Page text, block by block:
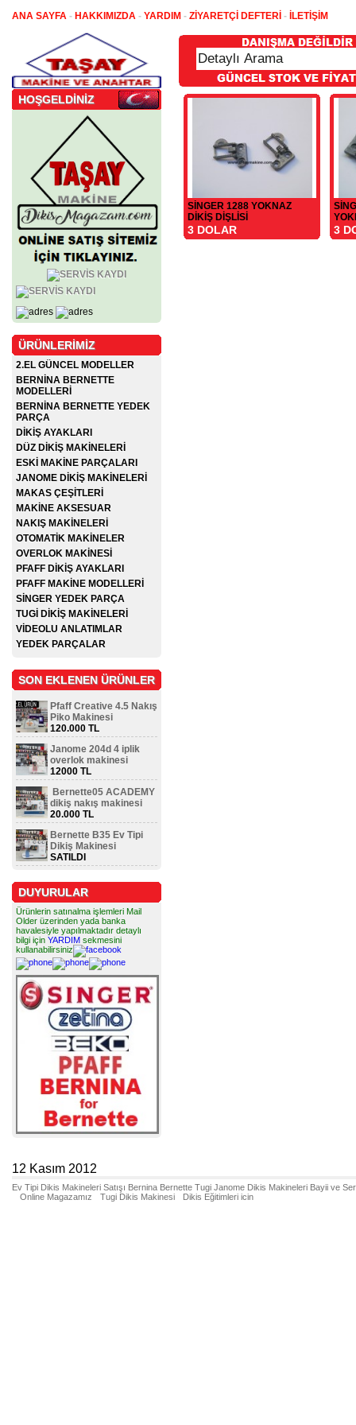
ANA SAYFA - HAKKIMIZDA - YARDIM - ZİYARETÇİ DEFTERİ - İLETİŞİM
HOŞGELDİNİZ
ÜRÜNLERİMİZ
2.EL GÜNCEL MODELLER
BERNİNA BERNETTE
MODELLERİ
BERNİNA BERNETTE YEDEK
PARÇA
DİKİŞ AYAKLARI
DÜZ DİKİŞ MAKİNELERİ
ESKİ MAKİNE PARÇALARI
JANOME DİKİŞ MAKİNELERİ
MAKAS ÇEŞİTLERİ
MAKİNE AKSESUAR
NAKIŞ MAKİNELERİ
OTOMATİK MAKİNELER
OVERLOK MAKİNESİ
PFAFF DİKİŞ AYAKLARI
PFAFF MAKİNE MODELLERİ
SİNGER YEDEK PARÇA
TUGİ DİKİŞ MAKİNELERİ
VİDEOLU ANLATIMLAR
YEDEK PARÇALAR
SON EKLENEN ÜRÜNLER
Pfaff Creative 4.5 Nakış
Piko Makinesi
120.000 TL
Janome 204d 4 iplik
overlok makinesi
12000 TL
Bernette05 ACADEMY
dikiş nakış makinesi
20.000 TL
Bernette B35 Ev Tipi
Dikiş Makinesi
SATILDI
DUYURULAR
Ürünlerin satınalma işlemleri Mail
Older üzerinden yada banka
havalesiyle yapılmaktadır detaylı
bilgi için YARDIM sekmesini
kullanabilirsiniz
SİNGER 1288 YOKNAZ
DİKİŞ DİŞLİSİ
3 DOLAR 3
12 Kasım 2012
Ev Tipi Dikis Makineleri Satışı Bernina Bernette Tugi Janome Dikis Makineleri Bayii ve
Online Magazamız
Tugi Dikis Makinesi Dikis Eğitimleri icin